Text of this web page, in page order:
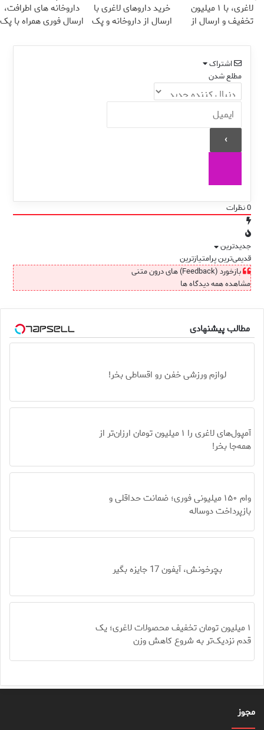
لاغری، با ۱ میلیون
تخفیف و ارسال از
خرید داروهای لاغری با
ارسال از داروخانه و پک
داروخانه های اطرافت،
ارسال فوری همراه با پک
اشتراک
مطلع شدن
0نظرات
جدیدترین
قدیمی‌ترینپرامتیازترین
بازخورد (Feedback) های درون متنی
مشاهده همه دیدگاه ها
مطالب پیشنهادی
لوازم ورزشی خفن رو اقساطی بخر!
آمپول‌های لاغری را ۱ میلیون تومان ارزان‌تر از
همه‌جا بخر!
وام ۱۵۰ میلیونی فوری؛ ضمانت حداقلی و
بازپرداخت دوساله
بچرخونش، آیفون 17 جایزه بگیر
۱ میلیون تومان تخفیف محصولات لاغری؛ یک
قدم نزدیک‌تر به شروع کاهش وزن
مجوز